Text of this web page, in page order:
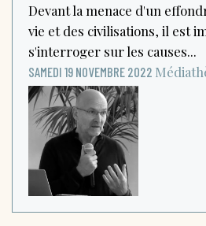
Devant la menace d'un
vie et des civilisations, il est
s'interroger sur les causes...
SAMEDI 19 NOVEMBRE 2022